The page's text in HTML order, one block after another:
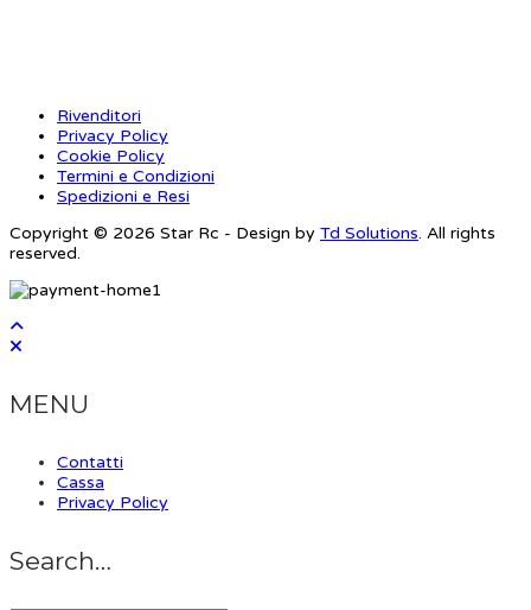
Rivenditori
Privacy Policy
Cookie Policy
Termini e Condizioni
Spedizioni e Resi
Copyright © 2026 Star Rc - Design by Td Solutions. All rights
reserved.
MENU
Contatti
Cassa
Privacy Policy
Search…